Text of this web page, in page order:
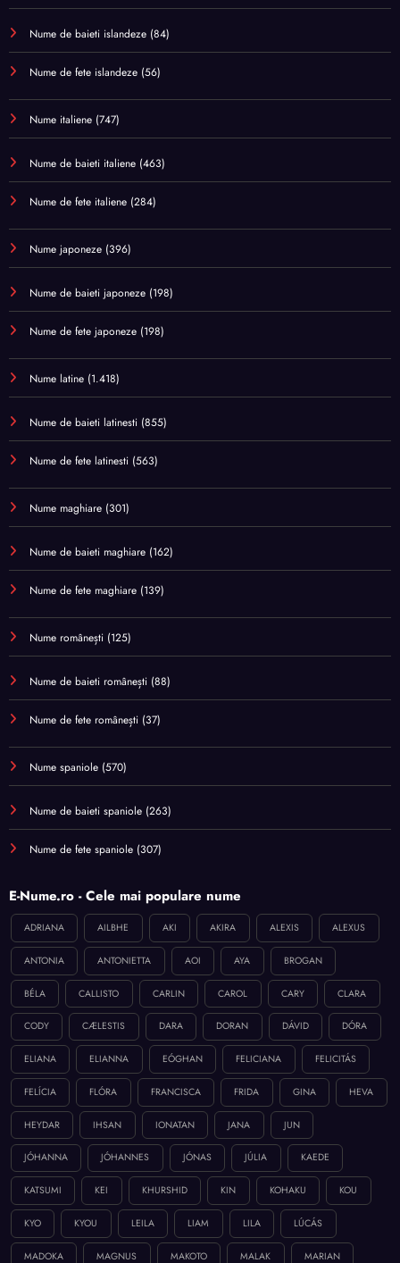
Nume de baieti islandeze (84)
Nume de fete islandeze (56)
Nume italiene (747)
Nume de baieti italiene (463)
Nume de fete italiene (284)
Nume japoneze (396)
Nume de baieti japoneze (198)
Nume de fete japoneze (198)
Nume latine (1.418)
Nume de baieti latinesti (855)
Nume de fete latinesti (563)
Nume maghiare (301)
Nume de baieti maghiare (162)
Nume de fete maghiare (139)
Nume românești (125)
Nume de baieti românești (88)
Nume de fete românești (37)
Nume spaniole (570)
Nume de baieti spaniole (263)
Nume de fete spaniole (307)
E-Nume.ro - Cele mai populare nume
ADRIANA AILBHE AKI AKIRA ALEXIS ALEXUS
ANTONIA ANTONIETTA AOI AYA BROGAN
BÉLA CALLISTO CARLIN CAROL CARY CLARA
CODY CÆLESTIS DARA DORAN DÁVID DÓRA
ELIANA ELIANNA EÓGHAN FELICIANA FELICITÁS
FELÍCIA FLÓRA FRANCISCA FRIDA GINA HEVA
HEYDAR IHSAN IONATAN JANA JUN
JÓHANNA JÓHANNES JÓNAS JÚLIA KAEDE
KATSUMI KEI KHURSHID KIN KOHAKU KOU
KYO KYOU LEILA LIAM LILA LÚCÁS
MADOKA MAGNUS MAKOTO MALAK MARIAN